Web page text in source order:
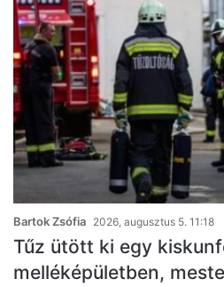
Bartok Zsófia 2026, augusztus 5. 11:18
Tűz ütött ki egy
melléképületben,